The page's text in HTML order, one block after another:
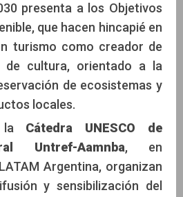
presenta a los Objetivos
que hacen hincapié en
turismo como creador de
de cultura, orientado a la
de ecosistemas y
locales.
la Cátedra UNESCO de
Untref-Aamnba, en
Argentina, organizan
y sensibilización del